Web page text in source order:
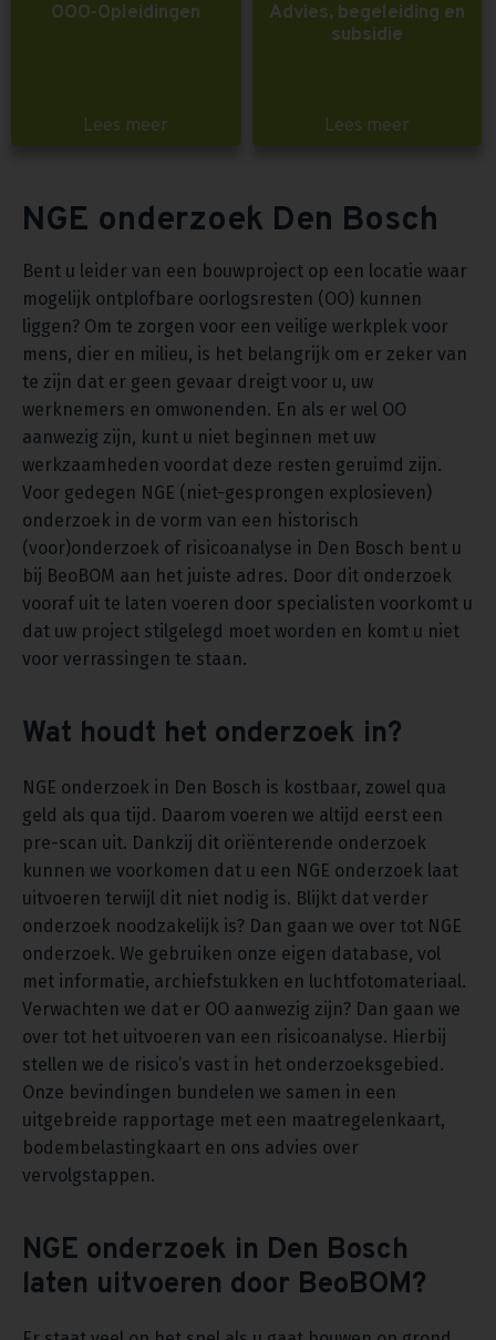
OOO-Opleidingen
Lees meer
Advies, begeleiding en
subsidie
Lees meer
NGE onderzoek Den Bosch
Bent u leider van een bouwproject op een locatie waar
mogelijk ontplofbare oorlogsresten (OO) kunnen
liggen? Om te zorgen voor een veilige werkplek voor
mens, dier en milieu, is het belangrijk om er zeker van
te zijn dat er geen gevaar dreigt voor u, uw
werknemers en omwonenden. En als er wel OO
aanwezig zijn, kunt u niet beginnen met uw
werkzaamheden voordat deze resten geruimd zijn.
Voor gedegen NGE (niet-gesprongen explosieven)
onderzoek in de vorm van een historisch
(voor)onderzoek of risicoanalyse in Den Bosch bent u
bij BeoBOM aan het juiste adres. Door dit onderzoek
vooraf uit te laten voeren door specialisten voorkomt u
dat uw project stilgelegd moet worden en komt u niet
voor verrassingen te staan.
Wat houdt het onderzoek in?
NGE onderzoek in Den Bosch is kostbaar, zowel qua
geld als qua tijd. Daarom voeren we altijd eerst een
pre-scan uit. Dankzij dit oriënterende onderzoek
kunnen we voorkomen dat u een NGE onderzoek laat
uitvoeren terwijl dit niet nodig is. Blijkt dat verder
onderzoek noodzakelijk is? Dan gaan we over tot NGE
onderzoek. We gebruiken onze eigen database, vol
met informatie, archiefstukken en luchtfotomateriaal.
Verwachten we dat er OO aanwezig zijn? Dan gaan we
over tot het uitvoeren van een risicoanalyse. Hierbij
stellen we de risico’s vast in het onderzoeksgebied.
Onze bevindingen bundelen we samen in een
uitgebreide rapportage met een maatregelenkaart,
bodembelastingkaart en ons advies over
vervolgstappen.
NGE onderzoek in Den Bosch
laten uitvoeren door BeoBOM?